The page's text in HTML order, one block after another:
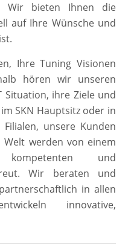
Wir bieten Ihnen die
auf Ihre Wünsche und
Ihre Tuning Visionen
hören wir unseren
Situation, ihre Ziele und
SKN Hauptsitz oder in
Filialen, unsere Kunden
werden von einem
und
Wir beraten und
in allen
innovative,